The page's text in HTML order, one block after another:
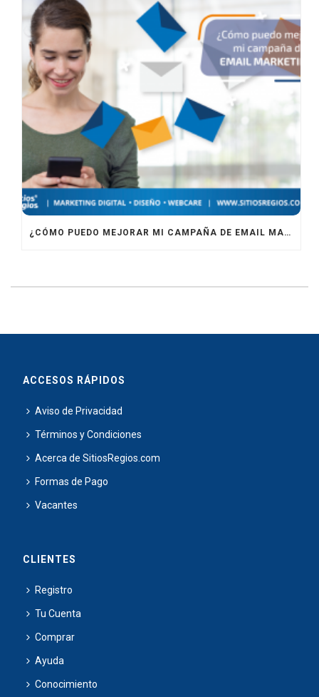
¿CÓMO PUEDO MEJORAR MI CAMPAÑA DE EMAIL MARKETING?
ACCESOS RÁPIDOS
Aviso de Privacidad
Términos y Condiciones
Acerca de SitiosRegios.com
Formas de Pago
Vacantes
CLIENTES
Registro
Tu Cuenta
Comprar
Ayuda
Conocimiento